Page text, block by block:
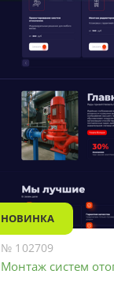
НОВИНКА
№ 102709
Монтаж систем